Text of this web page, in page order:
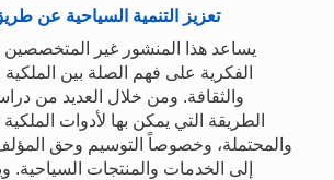
تعزيز التنمية السياحية عن
يساعد هذا المنشور غير
الفكرية على فهم الصلة بين الملكية
والثقافة. ومن خلال العديد من
الطريقة التي يمكن بها لأدوات
والمحتملة، وخصوصاً التوسيم وحق
إلى الخدمات والمنتجات السياحية.